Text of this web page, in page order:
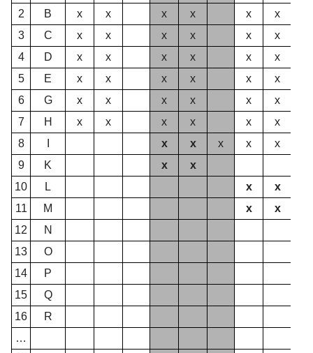
2 B x x x x x
x
3
C x x x x x
x
4
D x x x x x
x
5
E x x x x x
x
6
G x x x x x
x
7
H x x x x x
x
8
x x x x
x
9
K x
x
10
L x
x
11
M x
x
12
N
13
O
14
P
15
Q
16
R
…